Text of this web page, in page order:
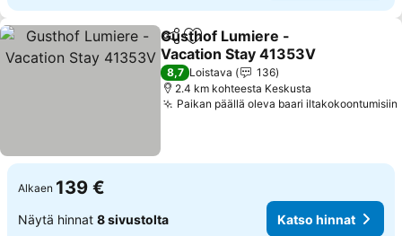
Jaa Lisää suosikkeihin
Gusthof Lumiere -
Vacation Stay 41353V
Katso hinnat
8,7 Loistava
136
2.4 km kohteesta Keskusta
Paikan päällä oleva baari iltakokoontumisiin
Alkaen 139 €
Näytä hinnat 8 sivustolta Katso hinnat